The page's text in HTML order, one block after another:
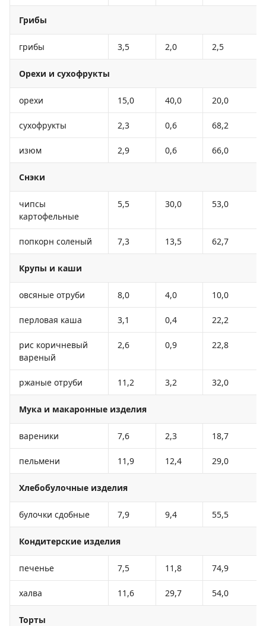
Грибы
грибы 3,5 2,0 2,5
Орехи и сухофрукты
орехи 15,0 40,0 20,0
сухофрукты 2,3 0,6 68,2
изюм 2,9 0,6 66,0
Снэки
чипсы
картофельные
5,5 30,0 53,0
попкорн соленый 7,3 13,5 62,7
Крупы и каши
овсяные отруби 8,0 4,0 10,0
перловая каша 3,1 0,4 22,2
рис коричневый
вареный
2,6 0,9 22,8
ржаные отруби 11,2 3,2 32,0
Мука и макаронные изделия
вареники 7,6 2,3 18,7
пельмени 11,9 12,4 29,0
Хлебобулочные изделия
булочки сдобные 7,9 9,4 55,5
Кондитерские изделия
печенье 7,5 11,8 74,9
халва 11,6 29,7 54,0
Торты